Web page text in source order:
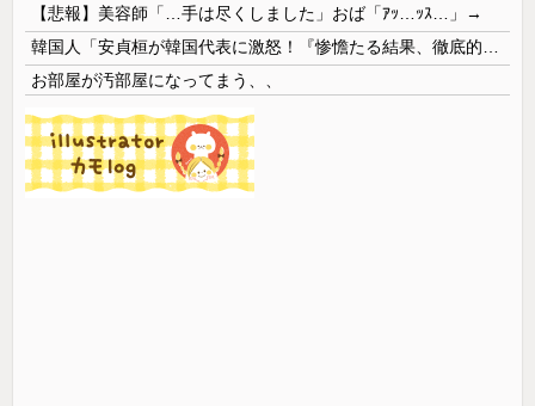
【悲報】美容師「…手は尽くしました」おば「ｱｯ…ｯｽ…」→
お部屋が汚部屋になってまう、、